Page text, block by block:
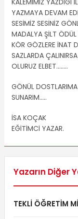
YAZMAYA DEVAM
SESİMİZ SESİNİZ
MADALYA ŞİLT ÖDÜL
KÖR GÖZLERE İNAT
SAZLARDA
OLURUZ ELBET……..
GÖNÜL DOSTLARIMA
SUNARIM…..
İSA KOÇAK
EĞİTİMCİ YAZAR.
Yazarın Diğer
TEKLİ ÖĞRETİM